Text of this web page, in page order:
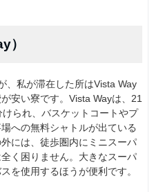
）
、私が滞在した所はVista Way
安い寮です。Vista Wayは、21
られ、バスケットコートやプ
への無料シャトルが出ている
には、徒歩圏内にミニスーパ
く困りません。大きなスーパ
を使用するほうが便利です。